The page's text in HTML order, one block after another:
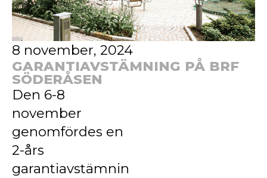
8 november, 2024
GARANTIAVSTÄMNING PÅ BRF
SÖDERÅSEN
Den 6-8
november
genomfördes en
2-års
garantiavstämnin